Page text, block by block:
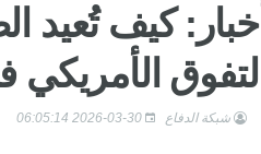
أخبار: كيف
التفوق
شبكة الدفاع